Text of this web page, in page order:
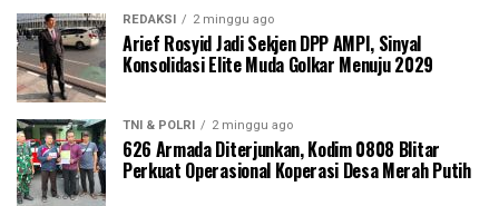
REDAKSI 2 minggu ago
Arief Rosyid Jadi Sekjen DPP AMPI, Sinyal
Konsolidasi Elite Muda Golkar Menuju 2029
TNI & POLRI 2 minggu ago
626 Armada Diterjunkan, Kodim 0808 Blitar
Perkuat Operasional Koperasi Desa Merah Putih